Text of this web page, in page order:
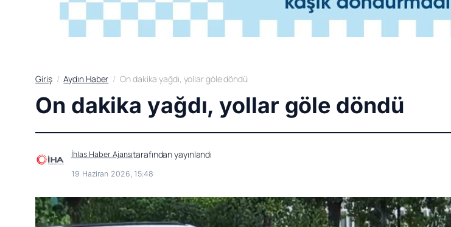
Giriş Aydın Haber On dakika yağdı, yollar göle döndü
On dakika yağdı, yollar göle döndü
İhlas Haber Ajansıtarafından yayınlandı
19 Haziran 2026, 15:48